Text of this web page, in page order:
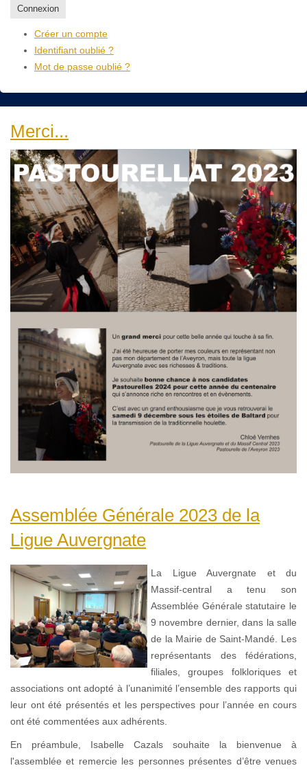
Connexion
Créer un compte
Identifiant oublié ?
Mot de passe oublié ?
Merci...
Assemblée Générale 2023 de la
Ligue Auvergnate
La Ligue Auvergnate et du
Massif-central a tenu son
Assemblée Générale statutaire le
9 novembre dernier, dans la salle
de la Mairie de Saint-Mandé. Les
représentants des fédérations,
filiales, groupes folkloriques et
associations ont adopté à l’unanimité l’ensemble des rapports qui
leur ont été présentés et les perspectives pour l’année en cours
ont été commentées aux adhérents.
En préambule, Isabelle Cazals souhaite la bienvenue à
l'assemblée et remercie les personnes présentes d’être venues